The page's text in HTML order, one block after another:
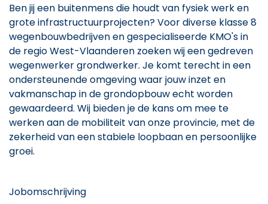
Ben jij een buitenmens die houdt van fysiek werk en
grote infrastructuurprojecten? Voor diverse klasse 8
wegenbouwbedrijven en gespecialiseerde KMO's in
de regio West-Vlaanderen zoeken wij een gedreven
wegenwerker grondwerker. Je komt terecht in een
ondersteunende omgeving waar jouw inzet en
vakmanschap in de grondopbouw echt worden
gewaardeerd. Wij bieden je de kans om mee te
werken aan de mobiliteit van onze provincie, met de
zekerheid van een stabiele loopbaan en persoonlijke
groei.
Jobomschrijving